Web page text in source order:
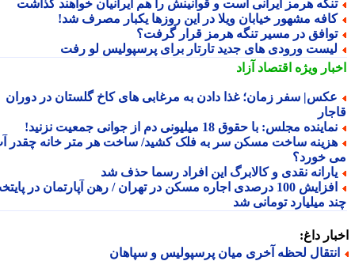
هرمز ایرانی است و قوانینش را هم ایرانیان خواهند گذاشت
مشهور خیابان ویلا در این روزها یکبار مصرف شد!
در مسیر تنگه هرمز قرار گرفت؟
ورودی های جدید تارتار برای پرسپولیس لو رفت
ویژهاقتصاد آزاد
سفر زمان؛ غذا دادن به مرغابی های کاخ گلستان در دوران
مجلس: با حقوق 18 میلیونی دم از جوانی جمعیت نزنید!
ساخت مسکن سر به فلک کشید/ ساخت هر متر خانه چقدر آب
خورد؟
نقدی و کالابرگ این افراد رسما حذف شد
افزایش 100 درصدی اجاره مسکن در تهران / رهن آپارتمان در پایتخت
میلیارد تومانی شد
داغ:
لحظه آخری میان پرسپولیس و سپاهان